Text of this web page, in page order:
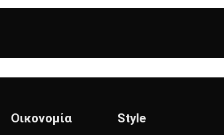
Οικονομία Style